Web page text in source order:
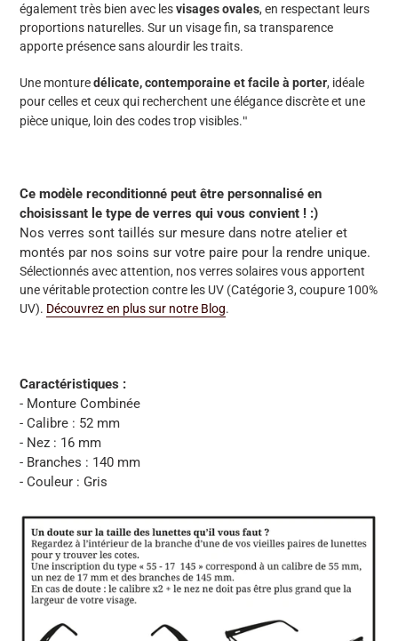
également très bien avec lesvisages ovales, en respectant leurs
proportions naturelles. Sur un visage fin, sa transparence
apporte présence sans alourdir les traits.
Une monturedélicate, contemporaine et facile à porter, idéale
pour celles et ceux qui recherchent une élégance discrète et une
pièce unique, loin des codes trop visibles."
Ce modèle reconditionné peut être personnalisé en
choisissant le type de verres qui vous convient ! :)
Nos verres sont taillés sur mesure dans notre atelier et
montés par nos soins sur votre paire pour la rendre unique.
Sélectionnés avec attention, nos verres solaires vous apportent
une véritable protection contre les UV (Catégorie 3, coupure 100%
UV). Découvrez en plus sur notre Blog.
Caractéristiques :
- Monture Combinée
- Calibre : 52 mm
- Nez : 16 mm
- Branches : 140 mm
- Couleur : Gris